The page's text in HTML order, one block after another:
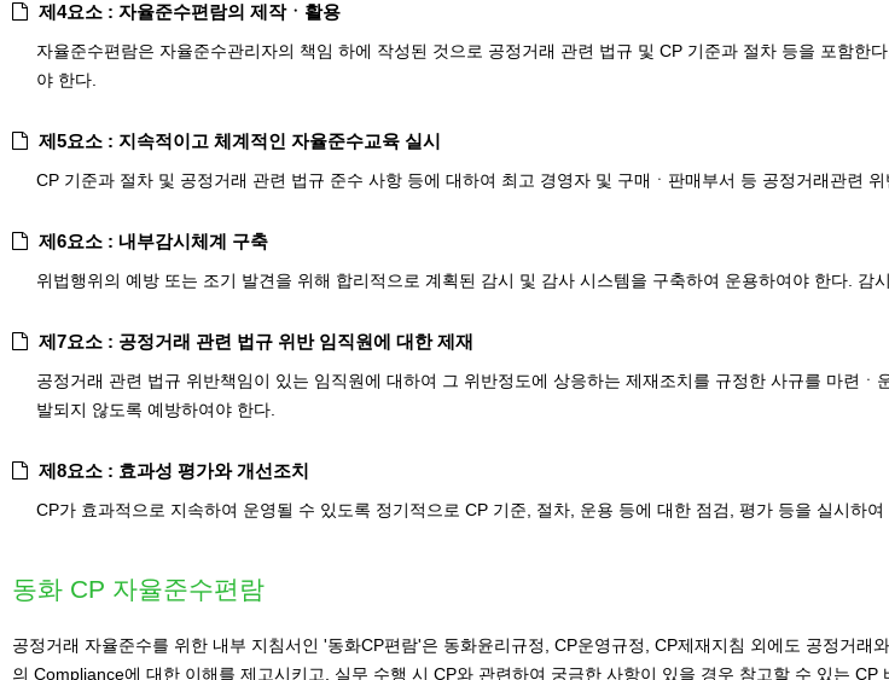
제4요소 : 자율준수편람의 제작ㆍ활용
자율준수편람은 자율준수관리자의 책임 하에 작성된 것으로 공정거래 관련 법규 및 CP 기준과 절차 등을 포함
야 한다.
제5요소 : 지속적이고 체계적인 자율준수교육 실시
CP 기준과 절차 및 공정거래 관련 법규 준수 사항 등에 대하여 최고 경영자 및 구매ㆍ판매부서 등 공정거래관련
제6요소 : 내부감시체계 구축
위법행위의 예방 또는 조기 발견을 위해 합리적으로 계획된 감시 및 감사 시스템을 구축하여 운용하여야 한다.
제7요소 : 공정거래 관련 법규 위반 임직원에 대한 제재
공정거래 관련 법규 위반책임이 있는 임직원에 대하여 그 위반정도에 상응하는 제재조치를 규정한 사규를 마련
발되지 않도록 예방하여야 한다.
제8요소 : 효과성 평가와 개선조치
CP가 효과적으로 지속하여 운영될 수 있도록 정기적으로 CP 기준, 절차, 운용 등에 대한 점검, 평가 등을 실시하
동화 CP 자율준수편람
공정거래 자율준수를 위한 내부 지침서인 '동화CP편람'은 동화윤리규정, CP운영규정, CP제재지침 외에도 공정거
의 Compliance에 대한 이해를 제고시키고, 실무 수행 시 CP와 관련하여 궁금한 사항이 있을 경우 참고할 수 있는 CP